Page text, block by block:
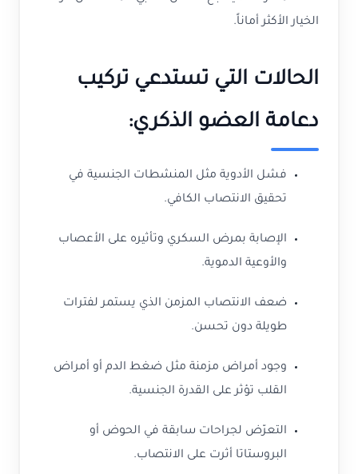
الخيار الأكثر أماناً.
الحالات التي تستدعي تركيب
دعامة العضو الذكري:
فشل الأدوية مثل المنشطات الجنسية في
تحقيق الانتصاب الكافي.
الإصابة بمرض السكري وتأثيره على الأعصاب
والأوعية الدموية.
ضعف الانتصاب المزمن الذي يستمر لفترات
طويلة دون تحسن.
وجود أمراض مزمنة مثل ضغط الدم أو أمراض
القلب تؤثر على القدرة الجنسية.
التعرّض لجراحات سابقة في الحوض أو
البروستاتا أثرت على الانتصاب.